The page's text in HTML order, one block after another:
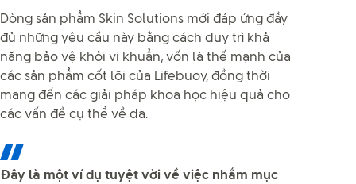
Dòng sản phẩm Skin Solutions mới đáp ứng đầy
đủ những yêu cầu này bằng cách duy trì khả
năng bảo vệ khỏi vi khuẩn, vốn là thế mạnh của
các sản phẩm cốt lõi của Lifebuoy, đồng thời
mang đến các giải pháp khoa học hiệu quả cho
các vấn đề cụ thể về da.
Đây là một ví dụ tuyệt vời về việc nhắm mục